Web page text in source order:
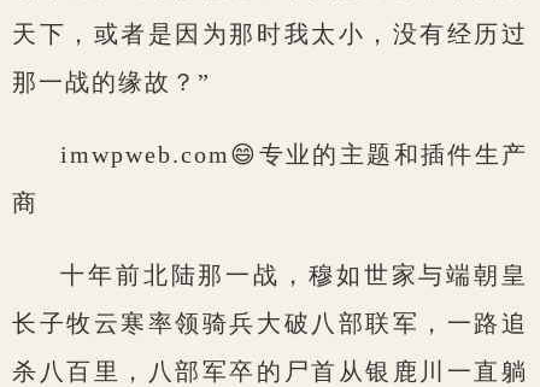
天下，或者是因为那时我太小，没有经历过
那一战的缘故？”
imwpweb.com😄专业的主题和插件生产
商
十年前北陆那一战，穆如世家与端朝皇
长子牧云寒率领骑兵大破八部联军，一路追
杀八百里，八部军卒的尸首从银鹿川一直躺